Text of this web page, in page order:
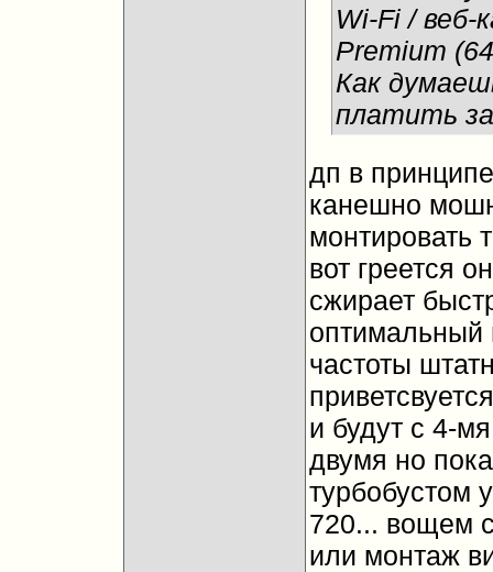
Wi-Fi / веб-
Premium
Как
платить
дп в
канешно
монтировать
вот греется
сжирает
оптимальный
частоты
и будут с 4-
двумя но
турбобустом
720... вощем
или монтаж